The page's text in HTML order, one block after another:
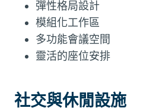
彈性格局設計
模組化工作區
多功能會議空間
靈活的座位安排
社交與休閒設施